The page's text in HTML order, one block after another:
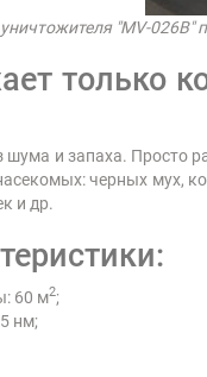
"MV-026B"
только
и запаха. Просто
черных
и др.
60 м2;
нм;